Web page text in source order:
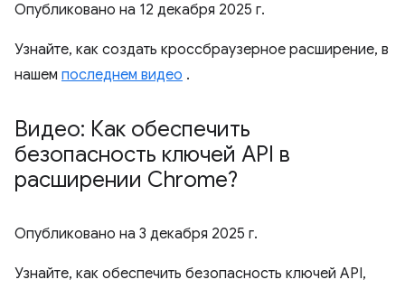
Опубликовано на 12 декабря 2025 г.
Узнайте, как создать кроссбраузерное расширение, в
нашем последнем видео .
Видео: Как обеспечить
безопасность ключей API в
расширении Chrome?
Опубликовано на 3 декабря 2025 г.
Узнайте, как обеспечить безопасность ключей API,